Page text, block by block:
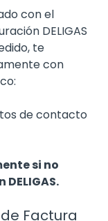
con el
DELIGAS
te
con
de contacto
si no
Factura